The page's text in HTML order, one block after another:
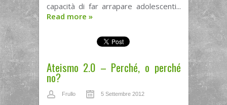
capacità di far arrapare adolescenti...
Read more »
Ateismo 2.0 – Perché, o perché
no?
Frullo 5 Settembre 2012